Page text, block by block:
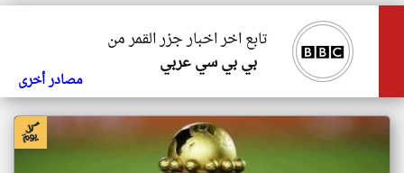
تابع اخر اخبار جزر القمر من
بي بي سي عربي
مصادر أخرى